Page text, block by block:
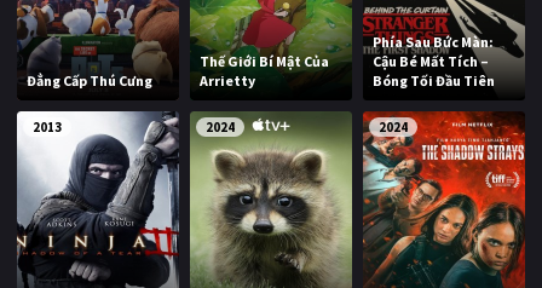
Đẳng Cấp Thú Cưng
Thế Giới Bí Mật Của
Arrietty
Phía Sau Bức Màn:
Cậu Bé Mất Tích –
Bóng Tối Đầu Tiên
2013 2024 2024